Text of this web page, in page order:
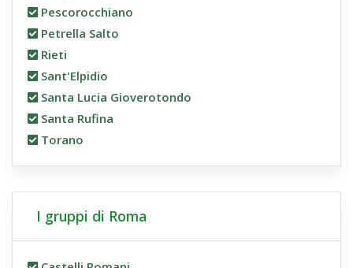
Pescorocchiano
Petrella Salto
Rieti
Sant'Elpidio
Santa Lucia Gioverotondo
Santa Rufina
Torano
I gruppi di Roma